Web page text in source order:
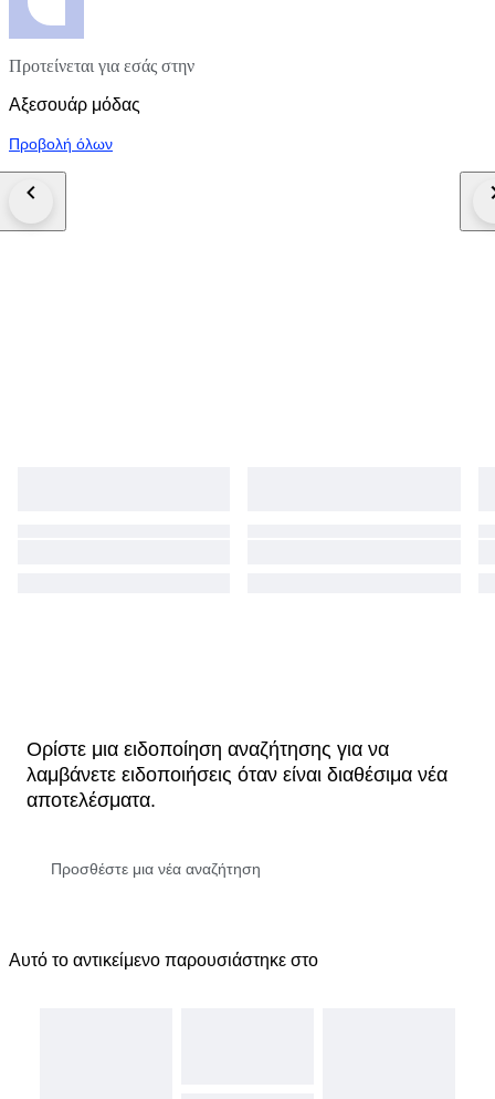
Προτείνεται για εσάς στην
Αξεσουάρ μόδας
Προβολή όλων
Ορίστε μια ειδοποίηση αναζήτησης για να
λαμβάνετε ειδοποιήσεις όταν είναι διαθέσιμα νέα
αποτελέσματα.
Αυτό το αντικείμενο παρουσιάστηκε στο